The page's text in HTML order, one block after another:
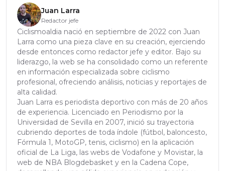
Juan Larra
Redactor jefe
Ciclismoaldia nació en septiembre de 2022 con Juan
Larra como una pieza clave en su creación, ejerciendo
desde entonces como redactor jefe y editor. Bajo su
liderazgo, la web se ha consolidado como un referente
en información especializada sobre ciclismo
profesional, ofreciendo análisis, noticias y reportajes de
alta calidad.
Juan Larra es periodista deportivo con más de 20 años
de experiencia. Licenciado en Periodismo por la
Universidad de Sevilla en 2007, inició su trayectoria
cubriendo deportes de toda índole (fútbol, baloncesto,
Fórmula 1, MotoGP, tenis, ciclismo) en la aplicación
oficial de La Liga, las webs de Vodafone y Movistar, la
web de NBA Blogdebasket y en la Cadena Cope,